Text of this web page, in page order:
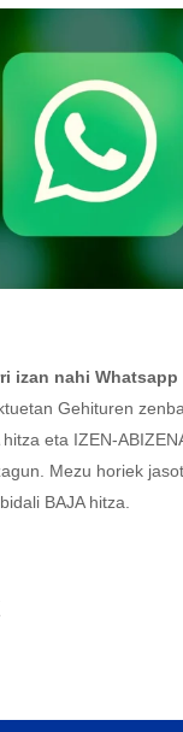
izan nahi Whatsapp
Gehituren
hitza eta IZEN-
Mezu horiek
BAJA hitza.